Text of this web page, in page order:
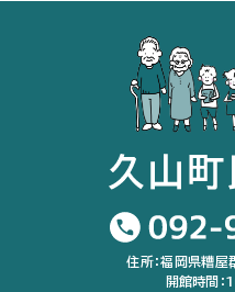
住所：福岡県糟
開館時間